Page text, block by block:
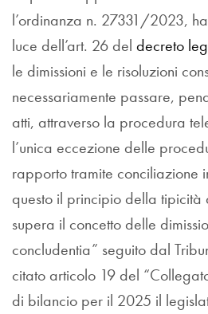
l’ordinanza n. 27331/2023,
luce dell’art. 26 deldecreto
le dimissioni e le risoluzioni
necessariamente passare,
atti, attraverso la procedura
l’unica eccezione delle
rapporto tramite conciliazione
questo il principio della tipicità
supera il concetto delle
concludentia” seguito dal
citato articolo 19 del
di bilancio per il 2025 il